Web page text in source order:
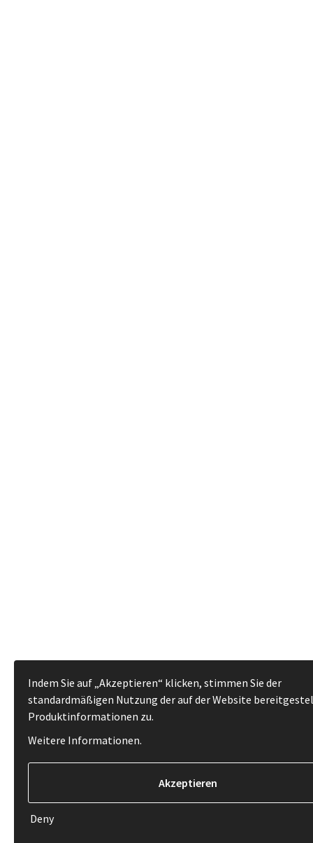
Indem Sie auf „Akzeptieren“ klicken, stimmen Sie der
standardmäßigen Nutzung der auf der Website
Produktinformationen zu.
Weitere Informationen.
Deny